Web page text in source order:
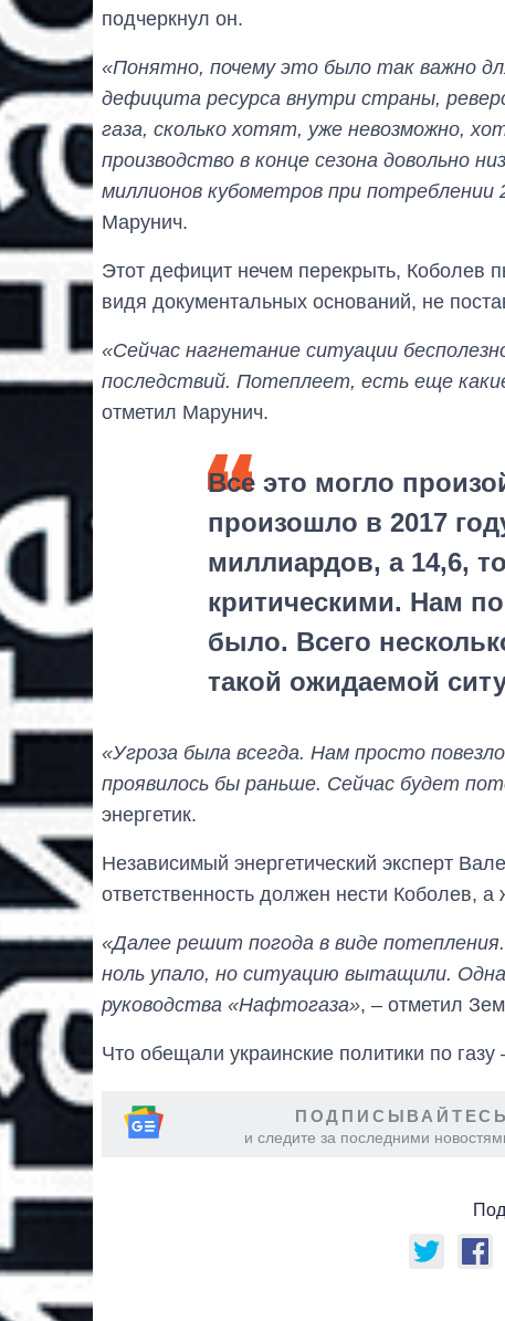
подчеркнул он.
«Понятно, почему это было так важно
дефицита ресурса внутри страны,
газа, сколько хотят, уже невозможно,
производство в конце сезона довольно
миллионов кубометров при
Марунич.
Этот дефицит нечем перекрыть, Коболев
видя документальных оснований, не
«Сейчас нагнетание ситуации
последствий. Потеплеет, есть еще
отметил Марунич.
Все это могло
произошло в 2017
миллиардов, а 14,6,
критическими. Нам
было. Всего
такой ожидаемой
«Угроза была всегда. Нам просто
проявилось бы раньше. Сейчас будет
энергетик.
Независимый энергетический эксперт
ответственность должен нести Коболев,
«Далее решит погода в виде
ноль упало, но ситуацию вытащили.
руководства «Нафтогаза», – отметил
Что обещали украинские политики по
ПОДПИСЫВАЙТЕСЬ
и следите за последними